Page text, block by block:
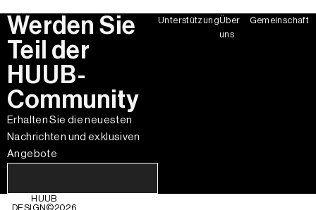
Werden Sie
Teil der
HUUB-
Community
Erhalten Sie die neuesten
Nachrichten und exklusiven
Angebote
UnterstützungÜber
uns
Gemeinschaft
HUUB
DESIGN©2026